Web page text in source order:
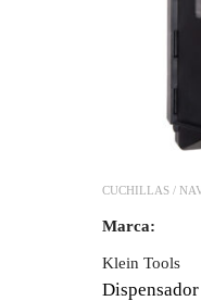
CUCHILLAS /
Marca:
Klein Tools